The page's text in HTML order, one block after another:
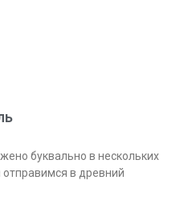
буквально в нескольких
в древний